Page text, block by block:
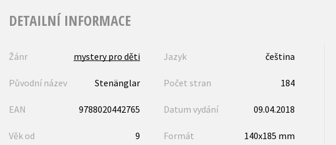
DETAILNÍ INFORMACE
Žánr mystery pro děti Jazyk čeština
Původní název Stenänglar Počet stran 184
EAN 9788020442765 Datum vydání 09.04.2018
Věk od 9 Formát 140x185 mm